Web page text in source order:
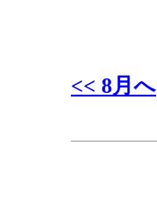
<< 8月へ